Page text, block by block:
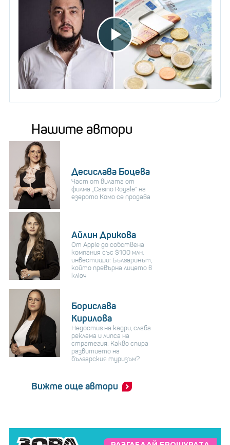
Нашите автори
Десислава Боцева
Част от вилата от
филма „Casino Royale“ на
езерото Комо се продава
Айлин Дрикова
От Apple до собствена
компания със $100 млн.
инвестиции: Българинът,
който превърна лицето в
ключ
Борислава
Кирилова
Недостиг на кадри, слаба
реклама и липса на
стратегия: Какво спира
развитието на
българския туризъм?
Вижте още автори